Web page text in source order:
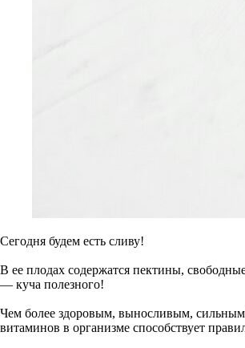
Сегодня будем есть сливу!
В ее плодах содержатся пектины,
— куча полезного!
Чем более здоровым, выносливым, сильным
витаминов в организме способствует